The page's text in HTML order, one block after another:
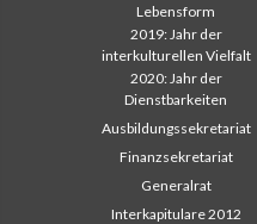
Lebensform
2019: Jahr der
interkulturellen Vielfalt
2020: Jahr der
Dienstbarkeiten
Ausbildungssekretariat
Finanzsekretariat
Generalrat
Interkapitulare 2012